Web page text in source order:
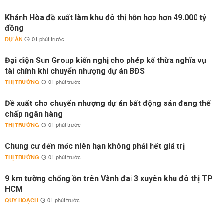
Khánh Hòa đề xuất làm khu đô thị hỗn hợp hơn 49.000 tỷ
đồng
DỰ ÁN 01 phút trước
Đại diện Sun Group kiến nghị cho phép kế thừa nghĩa vụ
tài chính khi chuyển nhượng dự án BĐS
THỊ TRƯỜNG 01 phút trước
Đề xuất cho chuyển nhượng dự án bất động sản đang thế
chấp ngân hàng
THỊ TRƯỜNG 01 phút trước
Chung cư đến mốc niên hạn không phải hết giá trị
THỊ TRƯỜNG 01 phút trước
9 km tường chống ồn trên Vành đai 3 xuyên khu đô thị TP
HCM
QUY HOẠCH 01 phút trước